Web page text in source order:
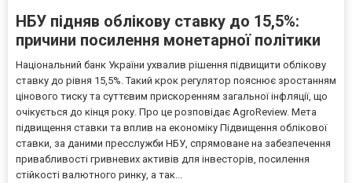
НБУ підняв облікову ставку до 15,5%:
причини посилення монетарної політики
Національний банк України ухвалив рішення підвищити облікову
ставку до рівня 15,5%. Такий крок регулятор пояснює зростанням
цінового тиску та суттєвим прискоренням загальної інфляції, що
очікується до кінця року. Про це розповідає AgroReview. Мета
підвищення ставки та вплив на економіку Підвищення облікової
ставки, за даними пресслужби НБУ, спрямоване на забезпечення
привабливості гривневих активів для інвесторів, посилення
стійкості валютного ринку, а так...